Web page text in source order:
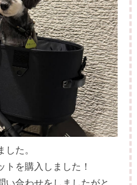
た。
トを購入しました！